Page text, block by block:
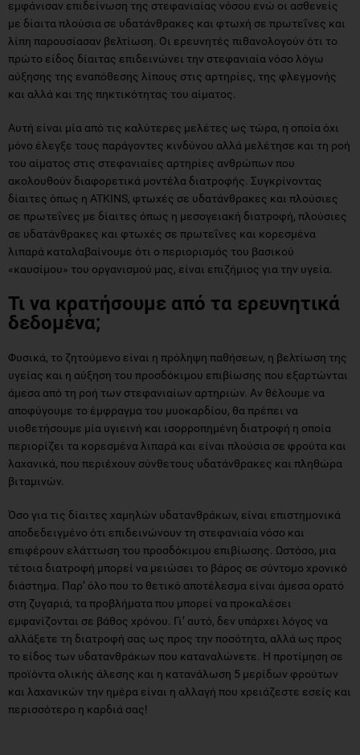
εμφάνισαν επιδείνωση της στεφανιαίας νόσου ενώ οι ασθενείς
με δίαιτα πλούσια σε υδατάνθρακες και φτωχή σε πρωτεΐνες και
λίπη παρουσίασαν βελτίωση. Οι ερευνητές πιθανολογούν ότι το
πρώτο είδος δίαιτας επιδεινώνει την στεφανιαία νόσο λόγω
αύξησης της εναπόθεσης λίπους στις αρτηρίες, της φλεγμονής
και αλλά και της πηκτικότητας του αίματος.
Αυτή είναι μία από τις καλύτερες μελέτες ως τώρα, η οποία όχι
μόνο έλεγξε τους παράγοντες κινδύνου αλλά μελέτησε και τη ροή
του αίματος στις στεφανιαίες αρτηρίες ανθρώπων που
ακολουθούν διαφορετικά μοντέλα διατροφής. Συγκρίνοντας
δίαιτες όπως η ATKINS, φτωχές σε υδατάνθρακες και πλούσιες
σε πρωτεΐνες με δίαιτες όπως η μεσογειακή διατροφή, πλούσιες
σε υδατάνθρακες και φτωχές σε πρωτεΐνες και κορεσμένα
λιπαρά καταλαβαίνουμε ότι ο περιορισμός του βασικού
«καυσίμου» του οργανισμού μας, είναι επιζήμιος για την υγεία.
Τι να κρατήσουμε από τα ερευνητικά
δεδομένα;
Φυσικά, το ζητούμενο είναι η πρόληψη παθήσεων, η βελτίωση της
υγείας και η αύξηση του προσδόκιμου επιβίωσης που εξαρτώνται
άμεσα από τη ροή των στεφανιαίων αρτηριών. Αν θέλουμε να
αποφύγουμε το έμφραγμα του μυοκαρδίου, θα πρέπει να
υιοθετήσουμε μία υγιεινή και ισορροπημένη διατροφή η οποία
περιορίζει τα κορεσμένα λιπαρά και είναι πλούσια σε φρούτα και
λαχανικά, που περιέχουν σύνθετους υδατάνθρακες και πληθώρα
βιταμινών.
Όσο για τις δίαιτες χαμηλών υδατανθράκων, είναι επιστημονικά
αποδεδειγμένο ότι επιδεινώνουν τη στεφανιαία νόσο και
επιφέρουν ελάττωση του προσδόκιμου επιβίωσης. Ωστόσο, μια
τέτοια διατροφή μπορεί να μειώσει το βάρος σε σύντομο χρονικό
διάστημα. Παρ’ όλο που το θετικό αποτέλεσμα είναι άμεσα ορατό
στη ζυγαριά, τα προβλήματα που μπορεί να προκαλέσει
εμφανίζονται σε βάθος χρόνου. Γι’ αυτό, δεν υπάρχει λόγος να
αλλάξετε τη διατροφή σας ως προς την ποσότητα, αλλά ως προς
το είδος των υδατανθράκων που καταναλώνετε. Η προτίμηση σε
προϊόντα ολικής άλεσης και η κατανάλωση 5 μερίδων φρούτων
και λαχανικών την ημέρα είναι η αλλαγή που χρειάζεστε εσείς και
περισσότερο η καρδιά σας!